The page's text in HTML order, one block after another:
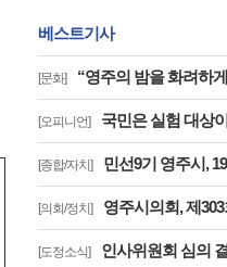
베스트기사
[문화] “영주의 밤을 화려하게 수놓는다!”…‘
[오피니언] 국민은 실험 대상
[종합/자치] 민선9기 영주시, 19개
[의회/정치] 영주시의회, 제
[도정소식] 인사위원회 심의